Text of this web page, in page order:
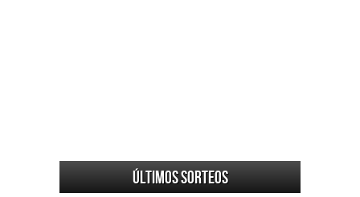
Últimos sorteos